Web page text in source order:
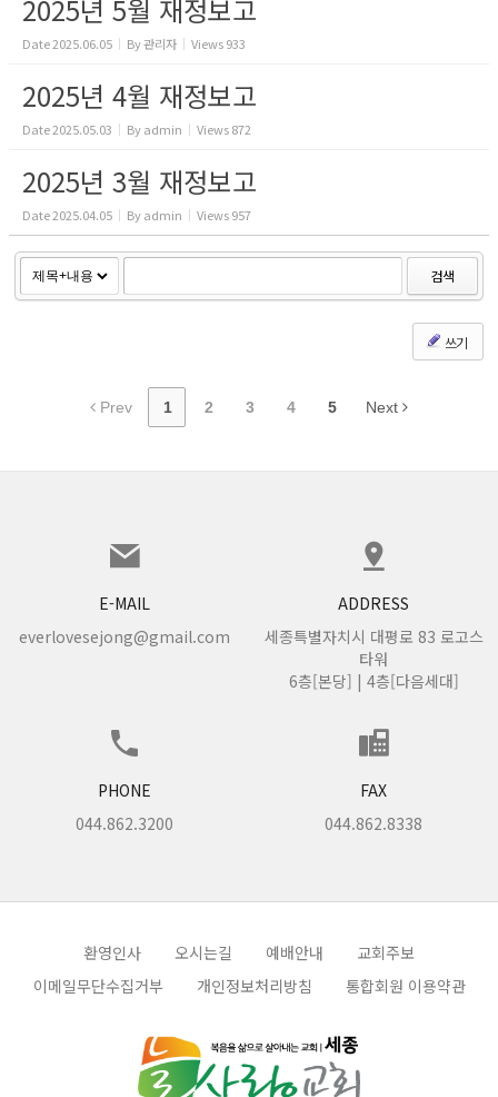
2025년 5월 재정보고
Date2025.06.05 By관리자 Views933
2025년 4월 재정보고
Date2025.05.03 Byadmin Views872
2025년 3월 재정보고
Date2025.04.05 Byadmin Views957
검색
쓰기
Prev 1 2 3 4 5 Next
E-MAIL
everlovesejong@gmail.com
ADDRESS
세종특별자치시 대평로 83 로고스
타워
6층[본당] | 4층[다음세대]
PHONE
044.862.3200
FAX
044.862.8338
환영인사 오시는길 예배안내
교회주보
이메일무단수집거부
개인정보처리방침 통합회원 이용약관